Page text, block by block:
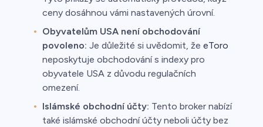
ceny dosáhnou vámi nastavených úrovní.
Obyvatelům USA není obchodování
povoleno: Je důležité si uvědomit, že eToro
neposkytuje obchodování s indexy pro
obyvatele USA z důvodu regulačních
omezení.
Islámské obchodní účty: Tento broker nabízí
také islámské obchodní účty neboli účty bez